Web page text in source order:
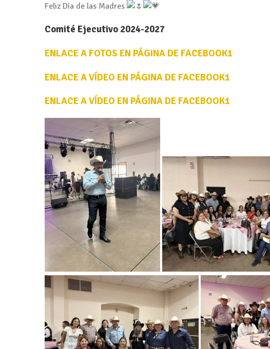
Feliz Día de las Madres
Comité Ejecutivo 2024-2027
ENLACE A FOTOS EN PÁGINA DE FACEBOOK1
ENLACE A VÍDEO EN PÁGINA DE FACEBOOK1
ENLACE A VÍDEO EN PÁGINA DE FACEBOOK1